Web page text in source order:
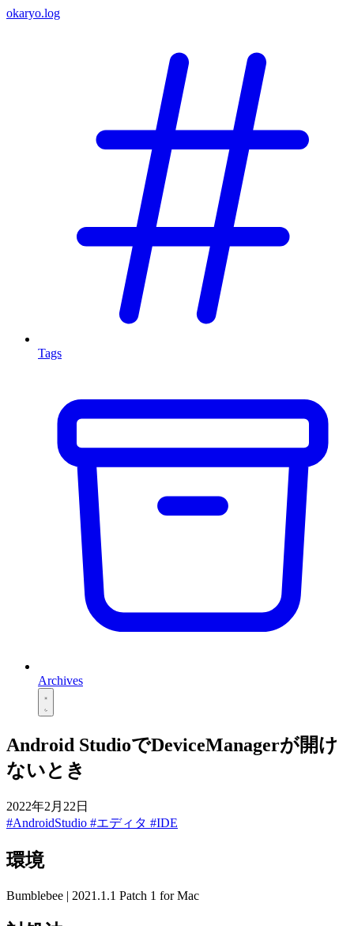
okaryo.log
Tags
Archives
Android StudioでDeviceManagerが開け
ないとき
2022年2月22日
#AndroidStudio #エディタ #IDE
環境
Bumblebee | 2021.1.1 Patch 1 for Mac